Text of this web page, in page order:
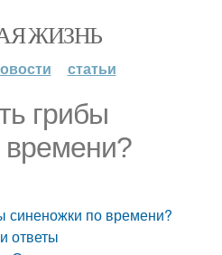
ЖИЗНЬ
статьи
грибы
времени?
синеножки по времени?
ответы